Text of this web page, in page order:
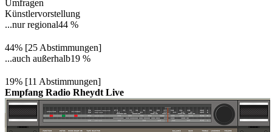
Umfragen
Künstlervorstellung
...nur regional44 %
44% [25 Abstimmungen]
...auch außerhalb19 %
19% [11 Abstimmungen]
Empfang Radio Rheydt Live